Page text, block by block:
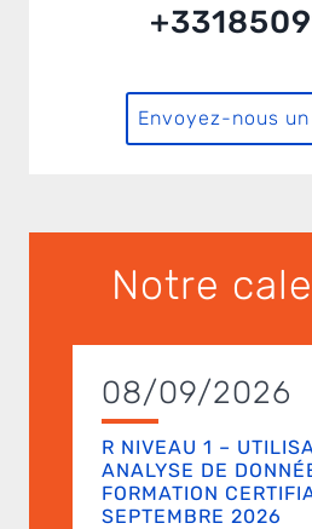
Envoyez-nous
Notre
08/09/2026
R NIVEAU 1 –
ANALYSE DE
FORMATION
SEPTEMBRE 2026